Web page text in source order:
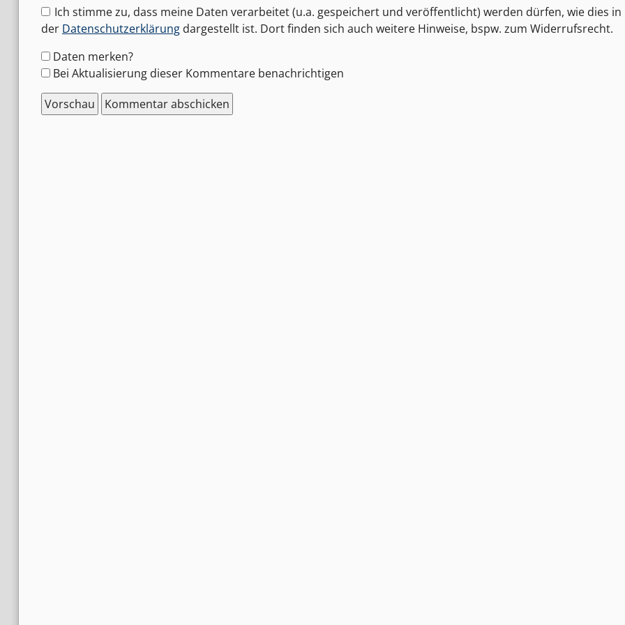
Ich stimme zu, dass meine Daten verarbeitet (u.a. gespeichert und veröffentlicht) werden dürfen, wie dies in
der Datenschutzerklärungdargestellt ist. Dort finden sich auch weitere Hinweise, bspw. zum Widerrufsrecht.
Formular-
Optionen
Daten merken?
Bei Aktualisierung dieser Kommentare benachrichtigen